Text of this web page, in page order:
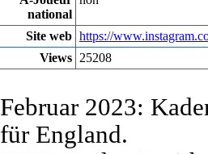
national
Site web https://
Views 25208
Februar 2023:
für England.